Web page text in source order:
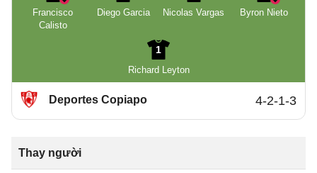
Francisco
Calisto
Diego Garcia
Nicolas Vargas
Byron Nieto
1
Richard Leyton
Deportes Copiapo 4-2-1-3
Thay người